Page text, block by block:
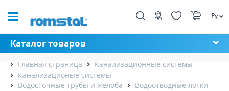
Ру
Каталог товаров
Главная страница
Канализационные системы
Канализационые системы
Водосточные трубы и желоба
Водоотводные лотки